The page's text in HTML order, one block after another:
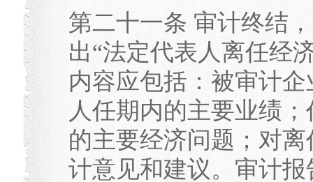
第二十一条 审计终结
出“法定代表人离任经
内容应包括：被审计
人任期内的主要业绩
的主要经济问题；对
计意见和建议。审计